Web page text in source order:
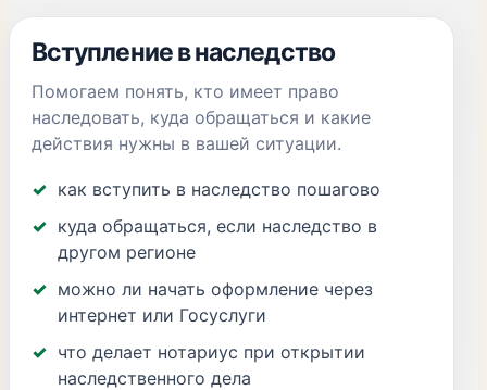
Вступление в наследство
Помогаем понять, кто имеет право
наследовать, куда обращаться и какие
действия нужны в вашей ситуации.
как вступить в наследство пошагово
куда обращаться, если наследство в
другом регионе
можно ли начать оформление через
интернет или Госуслуги
что делает нотариус при открытии
наследственного дела